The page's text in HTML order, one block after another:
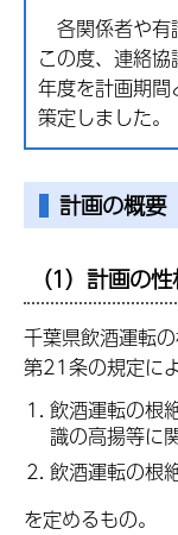
各関係者や有
この度、連絡
年度を計画期
策定しました。
計画の概要
（1）計画の
千葉県飲酒運転
第21条の規定によ
飲酒運転の根
識の高揚等に
飲酒運転の根
を定めるもの。